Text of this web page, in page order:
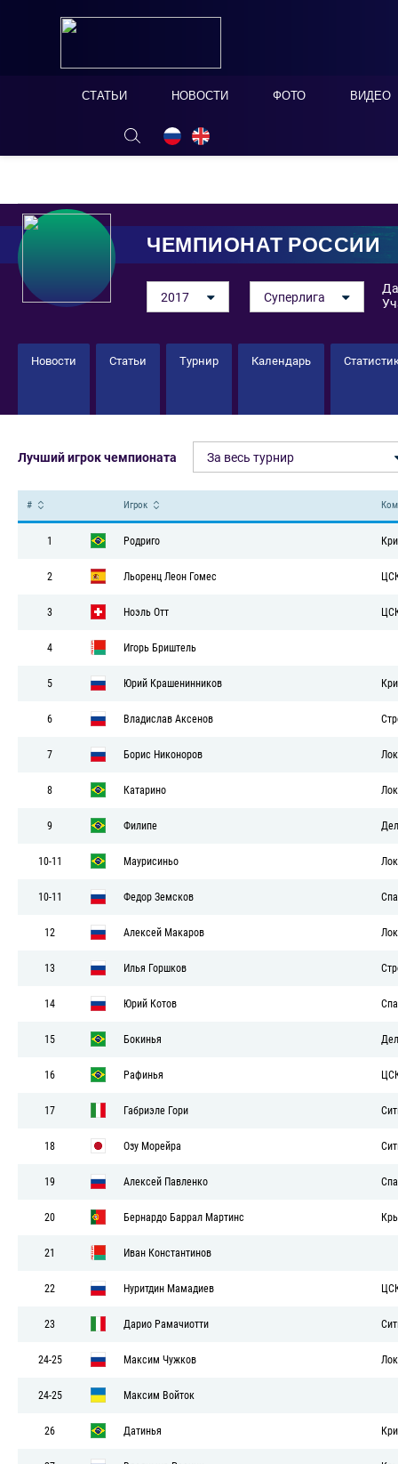
СТАТЬИ НОВОСТИ ФОТО ВИДЕО
ОНЛАЙН ТАБЛО СКРЫТЬ
ЧЕМПИОНАТ РОССИИ
2017 Суперлига
Новости Статьи Турнир Календарь
Песочный человек/Лучшие
Лучший игрок чемпионата За весь турнир
# Игрок
1 Родриго
2 Льоренц Леон Гомес
3 Ноэль Отт
4 Игорь Бриштель
5 Юрий Крашенинников
6 Владислав Аксенов
7 Борис Никоноров
8 Катарино
9 Филипе
10-11 Маурисиньо
10-11 Федор Земсков
12 Алексей Макаров
13 Илья Горшков
14 Юрий Котов
15 Бокинья
16 Рафинья
17 Габриэле Гори
18 Озу Морейра
19 Алексей Павленко
20 Бернардо Баррал Мартинс
21 Иван Константинов
22 Нуритдин Мамадиев
23 Дарио Рамачиотти
24-25 Максим Чужков
24-25 Максим Войток
26 Датинья